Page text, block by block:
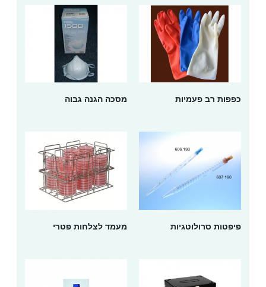
כפפות רב פעמיות מסכה הגנה גבוה
פיפטות סרולוטגיות מעמד לצלחות פטרי